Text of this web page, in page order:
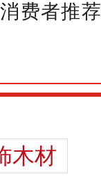
费者推
木材